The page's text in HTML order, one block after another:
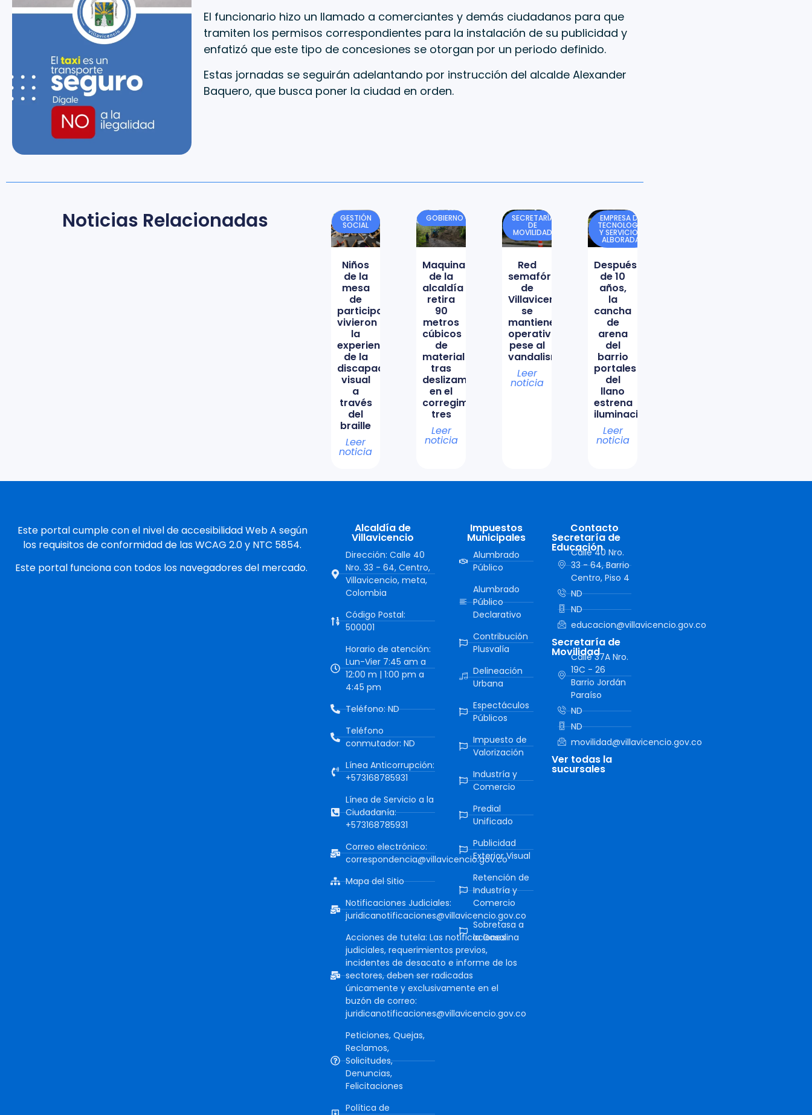
El funcionario hizo un llamado a comerciantes y demás ciudadanos para que
tramiten los permisos correspondientes para la instalación de su publicidad y
enfatizó que este tipo de concesiones se otorgan por un periodo definido.
Estas jornadas se seguirán adelantando por instrucción del alcalde Alexander
Baquero, que busca poner la ciudad en orden.
Noticias Relacionadas GESTIÓN
SOCIAL
Niños
de la
mesa
de
participación
vivieron
la
experiencia
de la
discapacidad
visual
a
través
del
braille
Leer
noticia
GOBIERNO
Maquinaria
de la
alcaldía
retira
90
metros
cúbicos
de
material
tras
deslizamiento
en el
corregimiento
tres
Leer
noticia
SECRETARÍA
DE
MOVILIDAD
Red
semafórica
de
Villavicencio
se
mantiene
operativa
pese al
vandalismo
Leer
noticia
EMPRESA DE
TECNOLOGÍA
Y SERVICIOS
ALBORADA
Después
de 10
años,
la
cancha
de
arena
del
barrio
portales
del
llano
estrena
iluminación
Leer
noticia
Este portal cumple con el nivel de accesibilidad Web A según
los requisitos de conformidad de las WCAG 2.0 y NTC 5854.
Este portal funciona con todos los navegadores del mercado.
Alcaldía de
Villavicencio
Dirección: Calle 40
Nro. 33 - 64, Centro,
Villavicencio, meta,
Colombia
Código Postal:
500001
Horario de atención:
Lun-Vier 7:45 am a
12:00 m | 1:00 pm a
4:45 pm
Teléfono: ND
Teléfono
conmutador: ND
Línea Anticorrupción:
+573168785931
Línea de Servicio a la
Ciudadanía:
+573168785931
Correo electrónico:
correspondencia@villavicencio.gov.co
Mapa del Sitio
Notificaciones Judiciales:
juridicanotificaciones@villavicencio.gov.co
Acciones de tutela: Las notificaciones
judiciales, requerimientos previos,
incidentes de desacato e informe de los
sectores, deben ser radicadas
únicamente y exclusivamente en el
buzón de correo:
juridicanotificaciones@villavicencio.gov.co
Peticiones, Quejas,
Reclamos,
Solicitudes,
Denuncias,
Felicitaciones
Política de
Impuestos
Municipales
Alumbrado
Público
Alumbrado
Público
Declarativo
Contribución
Plusvalía
Delineación
Urbana
Espectáculos
Públicos
Impuesto de
Valorización
Industría y
Comercio
Predial
Unificado
Publicidad
Exterior Visual
Retención de
Industría y
Comercio
Sobretasa a
la Gasolina
Contacto
Secretaría de
Educación
Calle 40 Nro.
33 - 64, Barrio
Centro, Piso 4
ND
ND
educacion@villavicencio.gov.co
Secretaría de
Movilidad
Calle 37A Nro.
19C - 26
Barrio Jordán
Paraíso
ND
ND
movilidad@villavicencio.gov.co
Ver todas la
sucursales